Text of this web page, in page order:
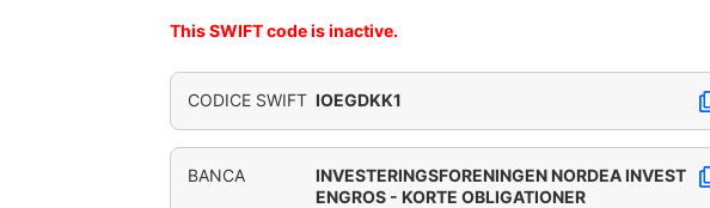
This SWIFT code is inactive.
CODICE SWIFT IOEGDKK1
BANCA
INVESTERINGSFORENINGEN NORDEA INVEST
ENGROS - KORTE OBLIGATIONER